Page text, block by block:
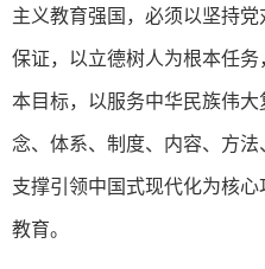
主义教育强国，必须以坚持
保证，以立德树人为根本任
本目标，以服务中华民族伟
念、体系、制度、内容、方
支撑引领中国式现代化为核
教育。